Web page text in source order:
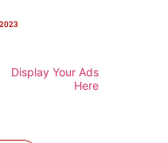
Display Your Ads
Here